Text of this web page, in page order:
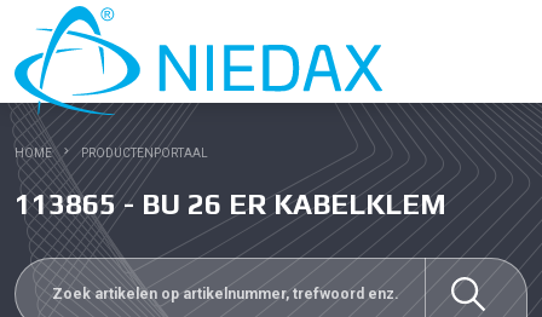
HOME PRODUCTENPORTAAL
113865 - BU 26 ER KABELKLEM